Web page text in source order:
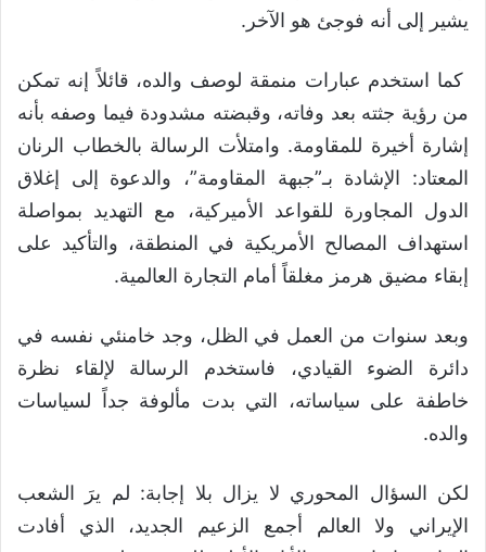
يشير إلى أنه فوجئ هو الآخر.
كما استخدم عبارات منمقة لوصف والده، قائلاً إنه تمكن
من رؤية جثته بعد وفاته، وقبضته مشدودة فيما وصفه بأنه
إشارة أخيرة للمقاومة. وامتلأت الرسالة بالخطاب الرنان
المعتاد: الإشادة بـ”جبهة المقاومة”، والدعوة إلى إغلاق
الدول المجاورة للقواعد الأميركية، مع التهديد بمواصلة
استهداف المصالح الأمريكية في المنطقة، والتأكيد على
إبقاء مضيق هرمز مغلقاً أمام التجارة العالمية.
وبعد سنوات من العمل في الظل، وجد خامنئي نفسه في
دائرة الضوء القيادي، فاستخدم الرسالة لإلقاء نظرة
خاطفة على سياساته، التي بدت مألوفة جداً لسياسات
والده.
لكن السؤال المحوري لا يزال بلا إجابة: لم يرَ الشعب
الإيراني ولا العالم أجمع الزعيم الجديد، الذي أفادت